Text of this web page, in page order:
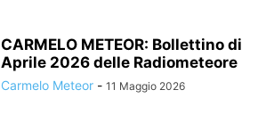
CARMELO METEOR: Bollettino di
Aprile 2026 delle Radiometeore
Carmelo Meteor - 11 Maggio 2026